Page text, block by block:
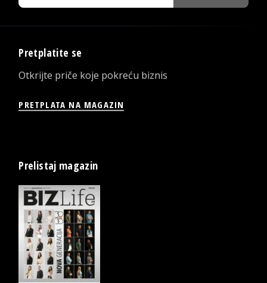
Pretplatite se
Otkrijte priče koje pokreću biznis
PRETPLATA NA MAGAZIN
Prelistaj magazin